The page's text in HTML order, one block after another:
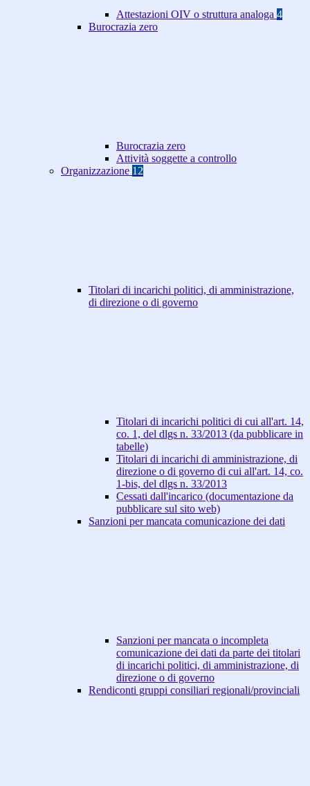
Attestazioni OIV o struttura analoga 4
Burocrazia zero
Burocrazia zero
Attività soggette a controllo
Organizzazione 12
Titolari di incarichi politici, di amministrazione,
di direzione o di governo
Titolari di incarichi politici di cui all'art. 14,
co. 1, del dlgs n. 33/2013 (da pubblicare in
tabelle)
Titolari di incarichi di amministrazione, di
direzione o di governo di cui all'art. 14, co.
1-bis, del dlgs n. 33/2013
Cessati dall'incarico (documentazione da
pubblicare sul sito web)
Sanzioni per mancata comunicazione dei dati
Sanzioni per mancata o incompleta
comunicazione dei dati da parte dei titolari
di incarichi politici, di amministrazione, di
direzione o di governo
Rendiconti gruppi consiliari regionali/provinciali